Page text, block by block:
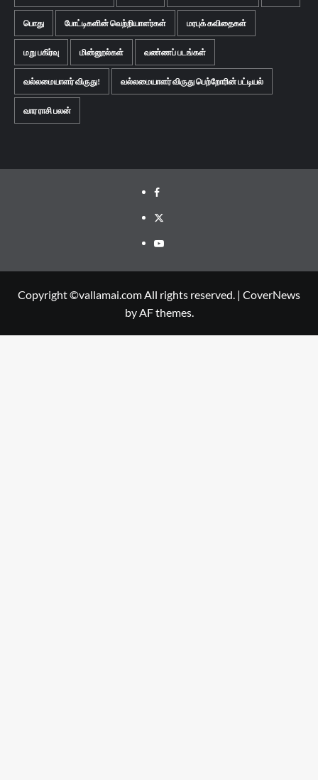
பொது போட்டிகளின் வெற்றியாளர்கள் மரபுக் கவிதைகள்
மறு பகிர்வு மின்னூல்கள் வண்ணப் படங்கள்
வல்லமையாளர் விருது! வல்லமையாளர் விருது பெற்றோரின் பட்டியல்
வார ராசி பலன்
Facebook
Twitter
Youtube
Copyright ©vallamai.com All rights reserved. | CoverNews
by AF themes.